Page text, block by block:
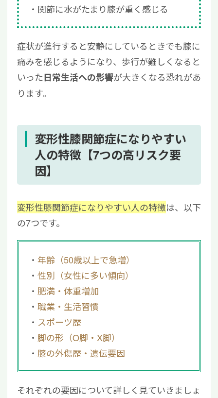
関節に水がたまり膝が重く感じる
症状が進行すると安静にしているときでも膝に
痛みを感じるようになり、歩行が難しくなると
いった日常生活への影響が大きくなる恐れがあ
ります。
変形性膝関節症になりやすい
人の特徴【7つの高リスク要
因】
変形性膝関節症になりやすい人の特徴は、以下
の7つです。
年齢（50歳以上で急増）
性別（女性に多い傾向）
肥満・体重増加
職業・生活習慣
スポーツ歴
脚の形（O脚・X脚）
膝の外傷歴・遺伝要因
それぞれの要因について詳しく見ていきましょ